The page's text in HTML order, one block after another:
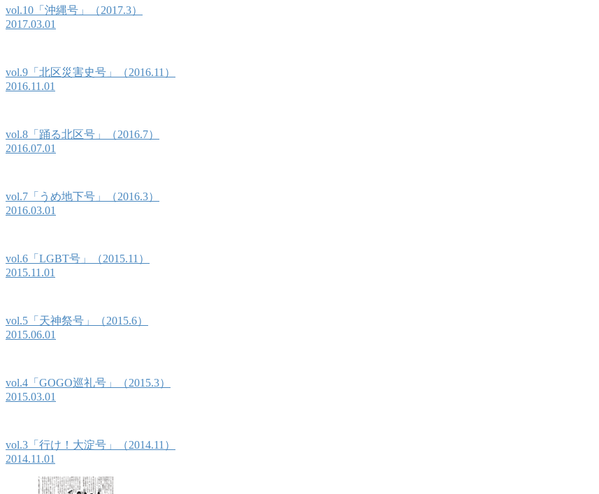
vol.10「沖縄号」（2017.3）
2017.03.01
vol.9「北区災害史号」（2016.11）
2016.11.01
vol.8「踊る北区号」（2016.7）
2016.07.01
vol.7「うめ地下号」（2016.3）
2016.03.01
vol.6「LGBT号」（2015.11）
2015.11.01
vol.5「天神祭号」（2015.6）
2015.06.01
vol.4「GOGO巡礼号」（2015.3）
2015.03.01
vol.3「行け！大淀号」（2014.11）
2014.11.01